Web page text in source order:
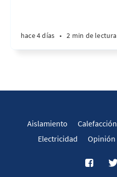
hace 4 días • 2 min de lectura
Aislamiento Calefacción
Electricidad
Opinión